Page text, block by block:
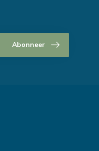
Abonneer